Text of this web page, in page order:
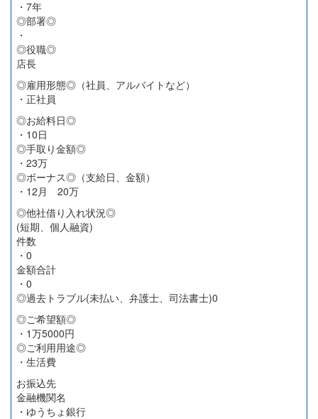
・7年
◎部署◎
・
◎役職◎
店長
◎雇用形態◎（社員、アルバイトなど）
・正社員
◎お給料日◎
・10日
◎手取り金額◎
・23万
◎ボーナス◎（支給日、金額）
・12月 20万
◎他社借り入れ状況◎
(短期、個人融資)
件数
・0
金額合計
・0
◎過去トラブル(未払い、弁護士、司法書士)0
◎ご希望額◎
・1万5000円
◎ご利用用途◎
・生活費
お振込先
金融機関名
・ゆうちょ銀行